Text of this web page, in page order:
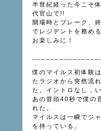
半世紀経った今こそ
代官山で!!
開場時とブレーク、
でレジデントを務め
お楽しみに！
僕のマイルス初体験
たラジオから突然流
た。イントロなし，
あの冒頭40秒で僕の
れた。
マイルスは一瞬でジ
を持っている。